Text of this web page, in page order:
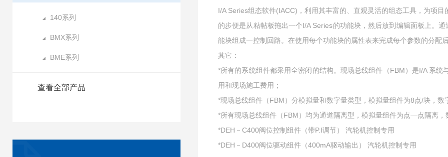
140系列
BMX系列
BME系列
查看全部产品
I/A Series组态软件(IACC)，利用其丰富的、直观灵活的组态工具，为项
的步便是从粘帖板拖出一个I/A Series的功能块，然后放到编辑面板上。
能块组成一控制回路。在使用每个功能块的属性表来完成每个参数的分配
其它：
*所有的系统组件都采用全密闭的结构。现场总线组件（FBM）是I/A 系
用和现场施工费用；
*现场总线组件（FBM）分模拟量和数字量类型，模拟量组件为8点/块，数
*所有现场总线组件（FBM）均为通道隔离型，模拟量组件为点—点隔离，
*DEH－C400阀位控制组件（带P.I调节） 汽轮机控制专用
*DEH－D400阀位驱动组件（400mA驱动输出） 汽轮机控制专用